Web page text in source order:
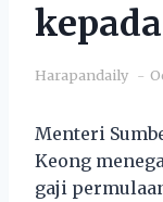
Harapandaily
Menteri
Keong
gaji